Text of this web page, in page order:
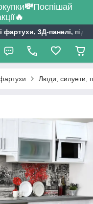
💸Поспішай
🔥
3Д-панелі,
Люди, силуети,